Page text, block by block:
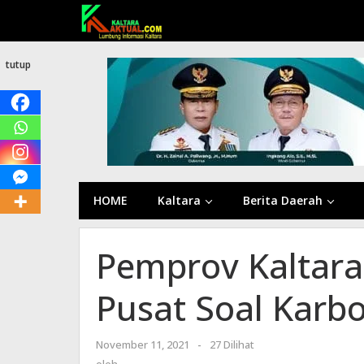
konten
HOME Kaltara Berita Daerah
tutup
Pemprov
Pusat Soal
November 11, 2021 oleh
-
27 Dilihat